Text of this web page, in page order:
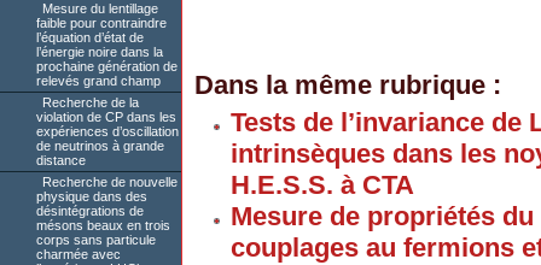
Mesure du lentillage
faible pour contraindre
l’équation d’état de
l’énergie noire dans la
prochaine génération de
relevés grand champ
Recherche de la
violation de CP dans les
expériences d’oscillation
de neutrinos à grande
distance
Recherche de nouvelle
physique dans des
désintégrations de
mésons beaux en trois
corps sans particule
charmée avec
Dans la même rubrique :
Tests de l’invariance
intrinsèques dans les
H.E.S.S. à CTA
Mesure de propriétés
couplages au fermions